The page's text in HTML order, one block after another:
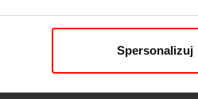
Spersonalizuj